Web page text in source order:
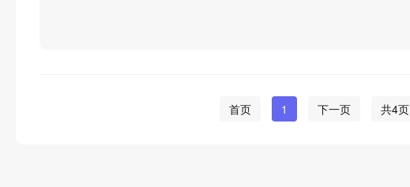
首页 1 下一页 共4页